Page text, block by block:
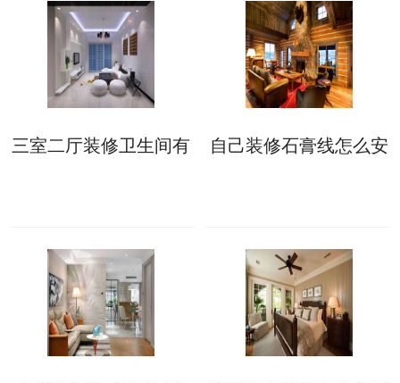
三室二厅装修卫生间有
自己装修石膏线怎么安